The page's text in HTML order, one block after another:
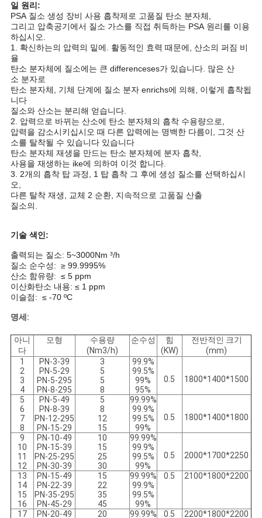
견
적
요
청
NEWS
사
이
트
맵
개
인
정
보
호
일 원리:
PSA 질소 생성 장비 사용 흡착제로 고품질 탄소 분자체,
그리고 압축공기에서 질소 가스를 직접 취득하는 PSA 원리를 이용
하십시오.
1. 확신하는의 압력의 밑에. 활동적인 효력 때문에, 산소의 퍼짐 비
율
탄소 분자체에 질소에는 큰 differenceses가 있습니다. 많은 산
소 분자로
탄소 분자체, 기체 단계에 질소 분자 enrichs에 의해, 이렇게 흡착됩
니다
질소와 산소는 분리해 얻습니다.
2. 압력으로 바뀌는 산소에 탄소 분자체의 흡착 수용량으로,
압력을 감소시키십시오 때 다른 압력에는 명백한 다름이, 그것 산
소를 탈착될 수 있습니다 있습니다
탄소 분자체 재생을 만드는 탄소 분자체에 분자 흡착,
사용을 재생하는 ike에 의하여 이것 합니다.
3. 2개의 흡착 탑 과정, 1 탑 흡착 그 후에 생성 질소를 선택하십시
오,
다른 탈착 재생, 교체 2 순환, 지속적으로 고품질 산출
질소의.
기술 색인:
출력되는 질소: 5~3000Nm ³/h
질소 순수성: ≥ 99.9995%
산소 함유량: ≤ 5 ppm
이산화탄소 내용: ≤ 1 ppm
이슬점: ≤ -70 ºC
명세:
아니
다
모형
수용량
(Nm3/h)
순수성
힘
(KW)
전반적인 크기
(mm)
1
2
3
4
PN-3-39
PN-5-29
PN-5-295
PN-8-295
3
5
5
8
99.9%
99.5%
99%
95%
0.5 1800*1400*1500
5
6
7
8
PN-5-49
PN-8-39
PN-12-295
PN-15-29
5
8
12
15
99.99%
99.9%
99.5%
99%
0.5 1800*1400*1800
9
10
11
12
PN-10-49
PN-15-39
PN-25-295
PN-30-39
10
15
25
30
99.99%
99.9%
99.5%
99%
0.5 2000*1700*2250
13
14
15
16
PN-15-49
PN-22-39
PN-35-295
PN-45-29
15
22
35
45
99.99%
99.9%
99.5%
99%
0.5 2100*1800*2200
17 PN-20-49 20 99.99% 0.5 2200*1800*2200